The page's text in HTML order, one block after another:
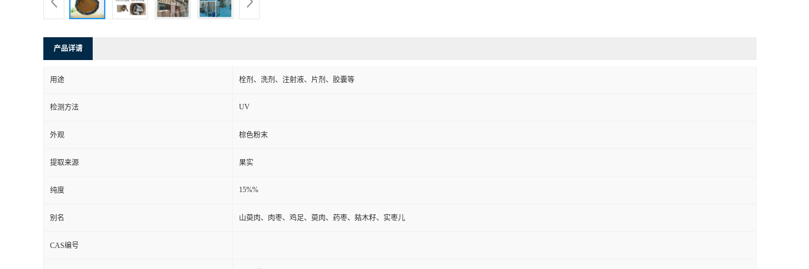
产品详请
用途 栓剂、洗剂、注射液、片剂、胶囊等
检测方法 UV
外观 棕色粉末
提取来源 果实
纯度 15%%
别名 山萸肉、肉枣、鸡足、萸肉、药枣、夡木籽、实枣儿
CAS编号